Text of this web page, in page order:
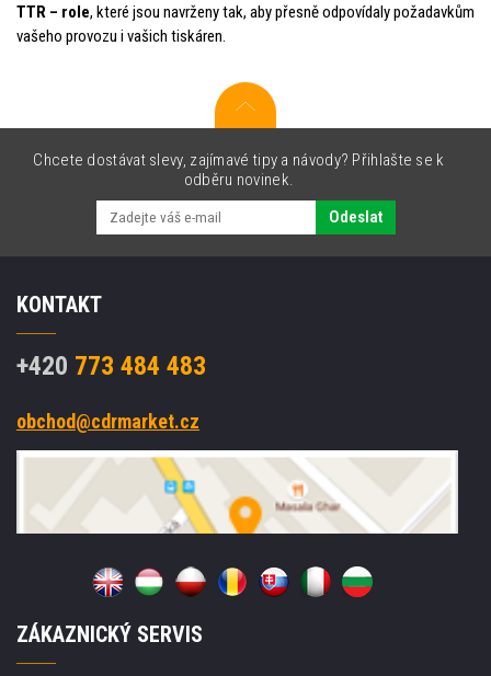
TTR – role, které jsou navrženy tak, aby přesně odpovídaly požadavkům
vašeho provozu i vašich tiskáren.
Chcete dostávat slevy, zajímavé tipy a návody? Přihlašte se k
odběru novinek.
Odeslat
KONTAKT
+420 773 484 483
obchod@cdrmarket.cz
ZÁKAZNICKÝ SERVIS